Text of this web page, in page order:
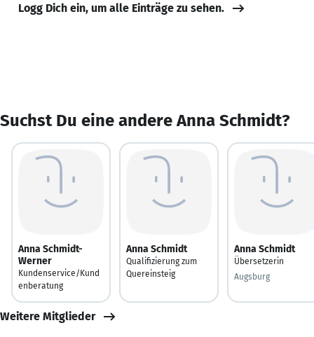
Logg Dich ein, um alle Einträge zu sehen.
Suchst Du eine andere Anna Schmidt?
Anna Schmidt-
Werner
Kundenservice/Kund
enberatung
Anna Schmidt
Qualifizierung zum
Quereinsteig
Anna Schmidt
Übersetzerin
Augsburg
Weitere Mitglieder